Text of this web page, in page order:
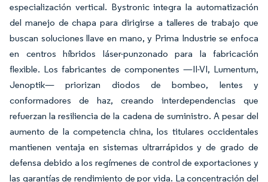
especialización vertical. Bystronic integra la automatización
del manejo de chapa para dirigirse a talleres de trabajo que
buscan soluciones llave en mano, y Prima Industrie se enfoca
en centros híbridos láser-punzonado para la fabricación
flexible. Los fabricantes de componentes —II-VI, Lumentum,
Jenoptik— priorizan diodos de bombeo, lentes y
conformadores de haz, creando interdependencias que
refuerzan la resiliencia de la cadena de suministro. A pesar del
aumento de la competencia china, los titulares occidentales
mantienen ventaja en sistemas ultrarrápidos y de grado de
defensa debido a los regímenes de control de exportaciones y
las garantías de rendimiento de por vida. La concentración del